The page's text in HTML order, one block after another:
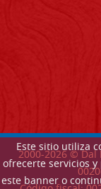
Este sitio utiliza
ofrecerte servicios
este banner o
2000-2026© Dal